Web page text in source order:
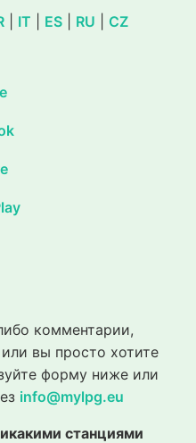
IT ES RU CZ
комментарии,
вы просто хотите
форму ниже или
info@mylpg.eu
станциями